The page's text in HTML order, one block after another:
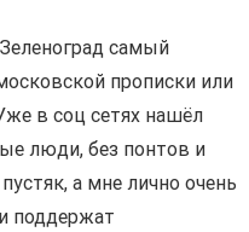
самый
прописки или
в соц сетях нашёл
люди, без понтов и
а мне лично очень
поддержат